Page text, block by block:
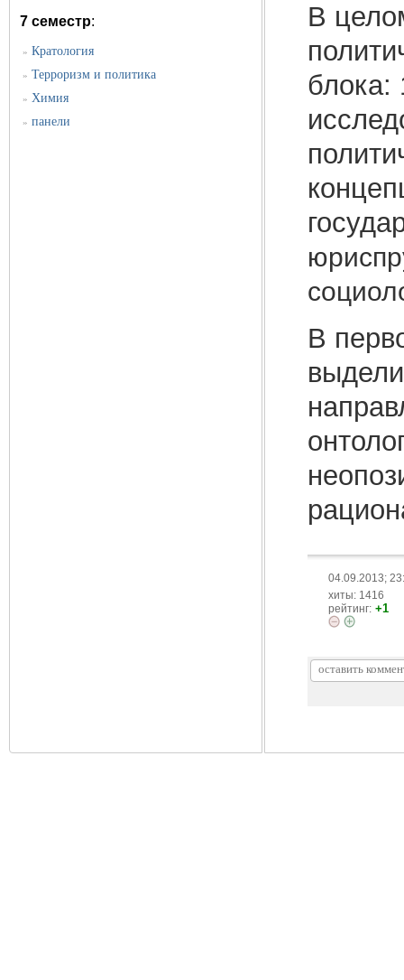
7 семестр:
» Кратология
» Терроризм и политика
» Химия
» панели
В
блока:
В
04.09.2013;
хиты: 1416
рейтинг: +1